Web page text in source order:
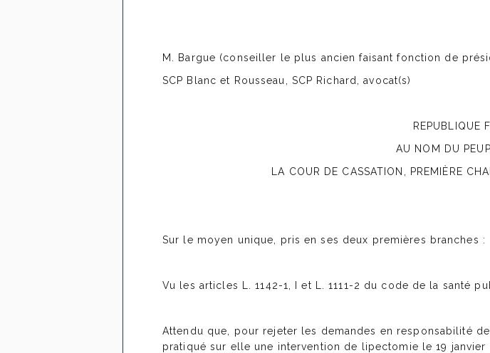
M. Bargue (conseiller le plus ancien faisant fonction de
SCP Blanc et Rousseau, SCP Richard, avocat(s)
REPUBLIQUE
AU NOM DU
LA COUR DE CASSATION, PREMIÈRE
Sur le moyen unique, pris en ses deux premières branches :
Vu les articles L. 1142-1, I et L. 1111-2 du code de la santé
Attendu que, pour rejeter les demandes en responsabilité
pratiqué sur elle une intervention de lipectomie le 19